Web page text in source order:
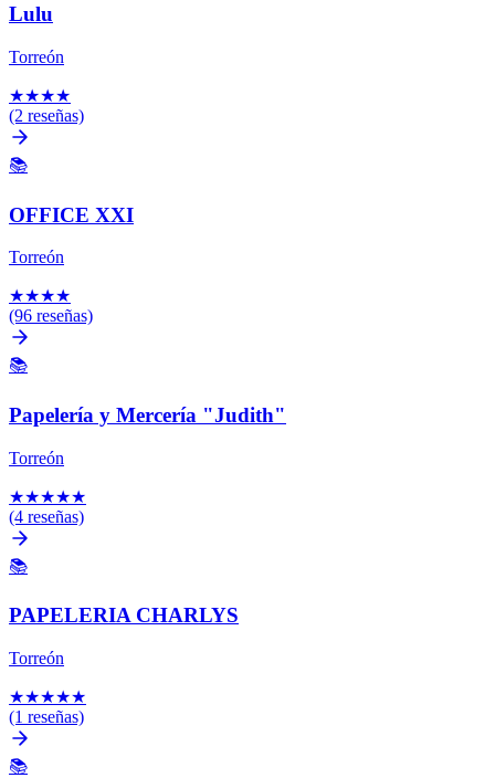
Lulu
Torreón
★★★★
(2 reseñas)
📚
OFFICE XXI
Torreón
★★★★
(96 reseñas)
📚
Papelería y Mercería "Judith"
Torreón
★★★★★
(4 reseñas)
📚
PAPELERIA CHARLYS
Torreón
★★★★★
(1 reseñas)
📚